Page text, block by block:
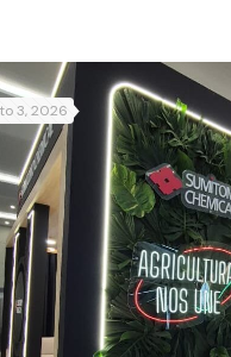
3, 2026